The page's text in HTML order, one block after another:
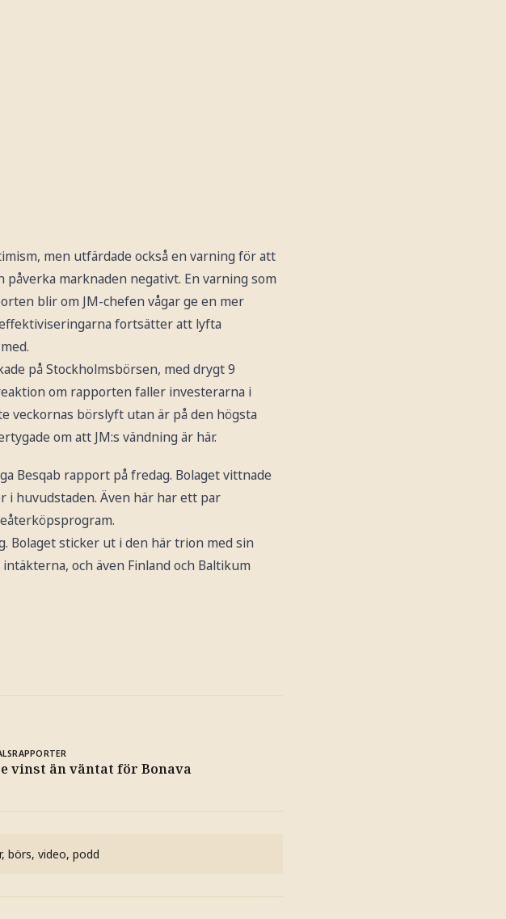
men utfärdade också en varning för att
marknaden negativt. En varning som
blir om JM-chefen vågar ge en mer
fortsätter att lyfta
på Stockholmsbörsen, med drygt 9
om rapporten faller investerarna i
veckornas börslyft utan är på den högsta
om att JM:s vändning är här.
Besqab rapport på fredag. Bolaget vittnade
i huvudstaden. Även här har ett par
Bolaget sticker ut i den här trion med sin
och även Finland och Baltikum
vinst än väntat för Bonava
börs, video, podd